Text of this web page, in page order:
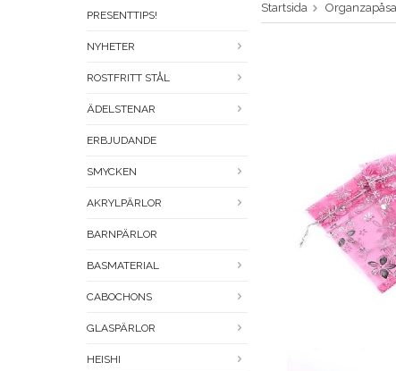
PRESENTTIPS!
NYHETER
ROSTFRITT STÅL
ÄDELSTENAR
ERBJUDANDE
SMYCKEN
AKRYLPÄRLOR
BARNPÄRLOR
BASMATERIAL
CABOCHONS
GLASPÄRLOR
HEISHI
Startsida